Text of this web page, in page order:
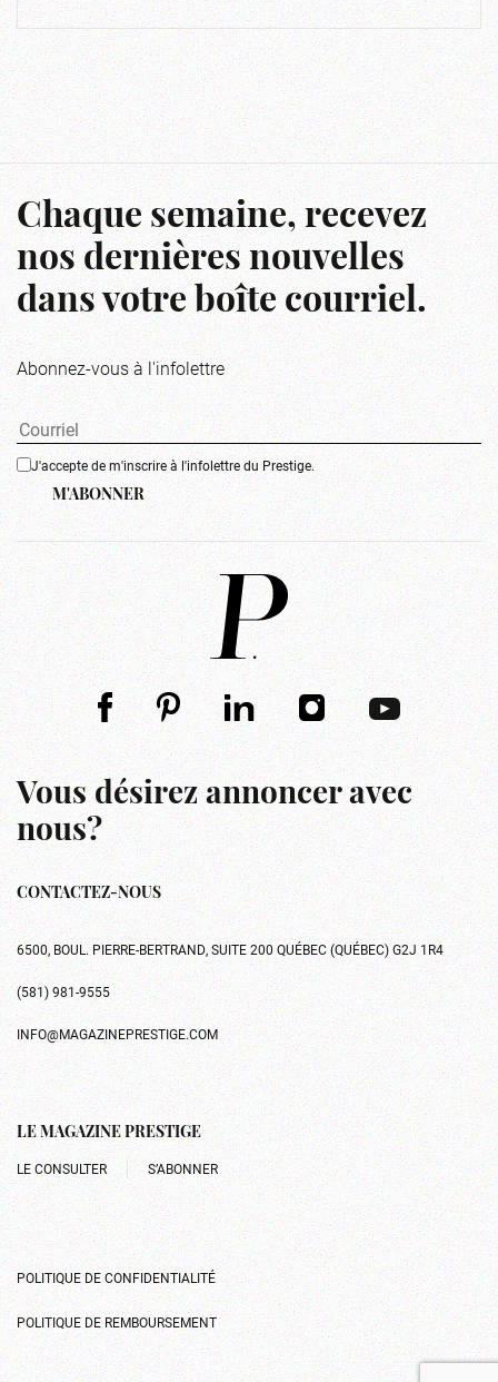
Chaque semaine, recevez
nos dernières nouvelles
dans votre boîte courriel.
Abonnez-vous à l'infolettre
J'accepte de m'inscrire à l'infolettre du Prestige.
M'ABONNER
Vous désirez annoncer avec
nous?
CONTACTEZ-NOUS
6500, BOUL. PIERRE-BERTRAND, SUITE 200 QUÉBEC (QUÉBEC) G2J 1R4
(581) 981-9555
INFO@MAGAZINEPRESTIGE.COM
LE MAGAZINE PRESTIGE
LE CONSULTER S’ABONNER
POLITIQUE DE CONFIDENTIALITÉ
POLITIQUE DE REMBOURSEMENT